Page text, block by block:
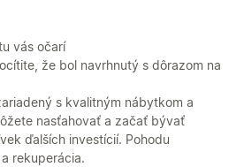
vás očarí
že bol navrhnutý s dôrazom na
s kvalitným nábytkom a
nasťahovať a začať bývať
ďalších investícií. Pohodu
rekuperácia.